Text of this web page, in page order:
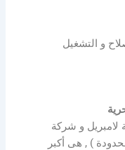
و التشغيل
و شركة
) , هى أكبر